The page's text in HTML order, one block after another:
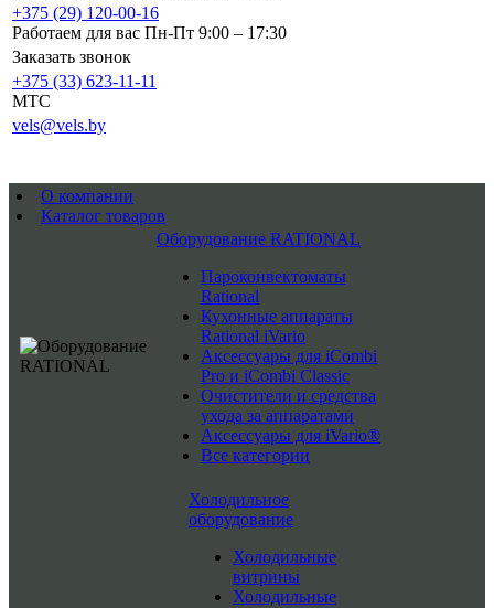
+375 (29) 120-00-16
Работаем для вас Пн-Пт 9:00 – 17:30
Заказать звонок
+375 (33) 623-11-11
MTC
vels@vels.by
О компании
Каталог товаров
Оборудование RATIONAL
Пароконвектоматы
Rational
Кухонные аппараты
Rational iVario
Аксессуары для iCombi
Pro и iCombi Classic
Очистители и средства
ухода за аппаратами
Аксессуары для iVario®
Все категории
Холодильное
оборудование
Холодильные
витрины
Холодильные